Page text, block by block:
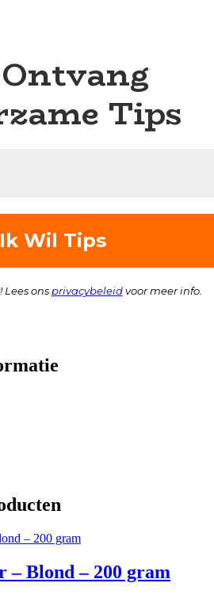
Ontvang
Tips
ons privacybeleidvoor meer info.
– Blond – 200 gram